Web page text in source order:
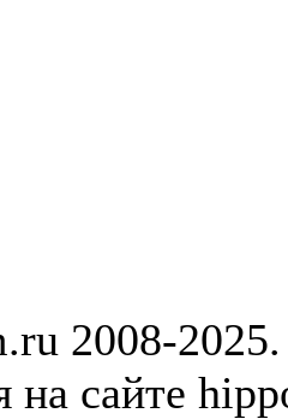
2008-
на сайте